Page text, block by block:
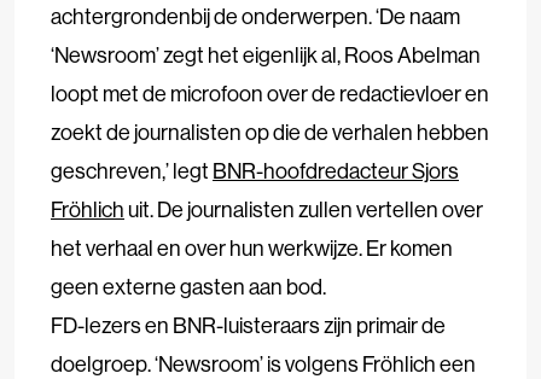
achtergrondenbij de onderwerpen. ‘De naam
‘Newsroom’ zegt het eigenlijk al, Roos Abelman
loopt met de microfoon over de redactievloer en
zoekt de journalisten op die de verhalen hebben
geschreven,’ legt BNR-hoofdredacteur Sjors
Fröhlich uit. De journalisten zullen vertellen over
het verhaal en over hun werkwijze. Er komen
geen externe gasten aan bod.
FD-lezers en BNR-luisteraars zijn primair de
doelgroep. ‘Newsroom’ is volgens Fröhlich een